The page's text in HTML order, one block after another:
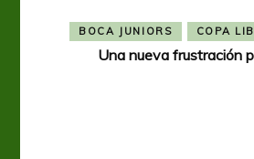
BOCA JUNIORS COPA
Una nueva frustración